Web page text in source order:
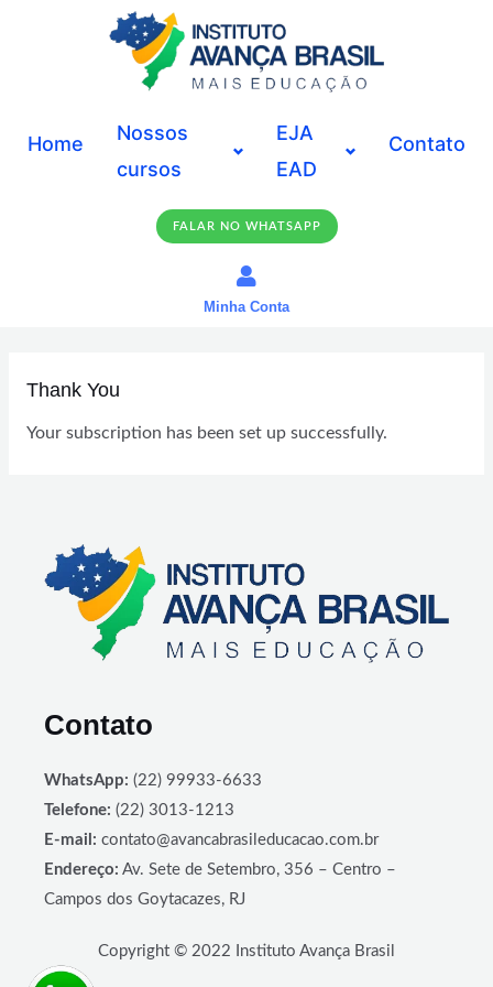
Home
Nossos
cursos
EJA
EAD
Contato
FALAR NO WHATSAPP
Minha Conta
Thank You
Your subscription has been set up successfully.
Contato
WhatsApp: (22) 99933-6633
Telefone: (22) 3013-1213
E-mail: contato@avancabrasileducacao.com.br
Endereço: Av. Sete de Setembro, 356 – Centro –
Campos dos Goytacazes, RJ
Copyright © 2022 Instituto Avança Brasil